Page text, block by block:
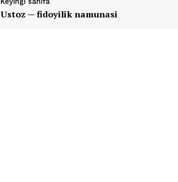
Ustoz — fidoyilik namunasi